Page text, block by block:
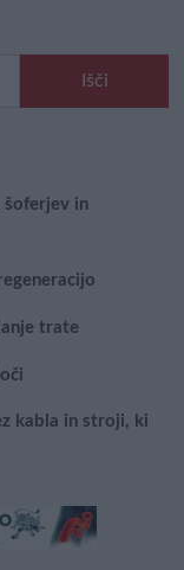
šoferjev in
trate
kabla in stroji, ki